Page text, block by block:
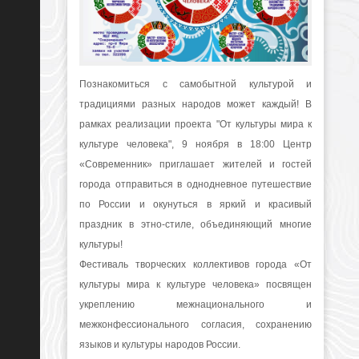
Познакомиться с самобытной культурой и
традициями разных народов может каждый! В
рамках реализации проекта "От культуры мира к
культуре человека", 9 ноября в 18:00 Центр
«Современник» приглашает жителей и гостей
города отправиться в однодневное путешествие
по России и окунуться в яркий и красивый
праздник в этно-стиле, объединяющий многие
культуры!
Фестиваль творческих коллективов города «От
культуры мира к культуре человека» посвящен
укреплению межнационального и
межконфессионального согласия, сохранению
языков и культуры народов России.